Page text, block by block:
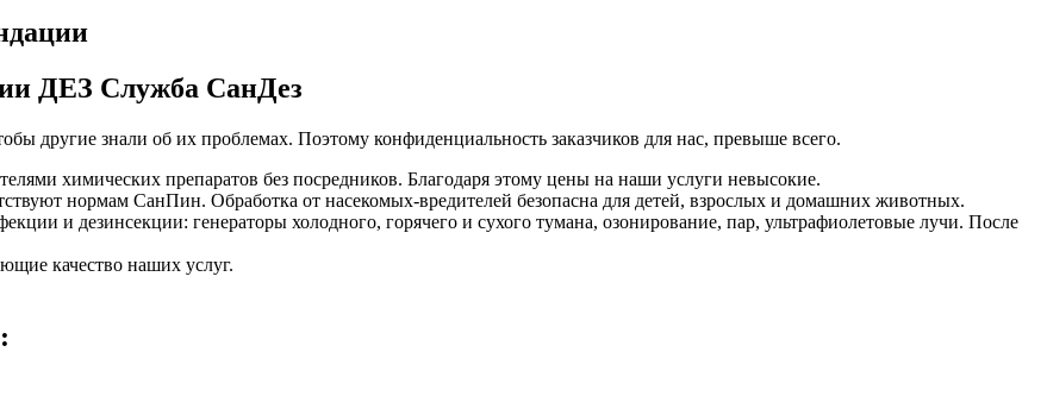
ДЕЗ Служба СанДез
другие знали об их проблемах. Поэтому конфиденциальность заказчиков для нас, превыше всего.
химических препаратов без посредников. Благодаря этому цены на наши услуги невысокие.
нормам СанПин. Обработка от насекомых-вредителей безопасна для детей, взрослых и домашних животных.
и дезинсекции: генераторы холодного, горячего и сухого тумана, озонирование, пар, ультрафиолетовые лучи. После
качество наших услуг.